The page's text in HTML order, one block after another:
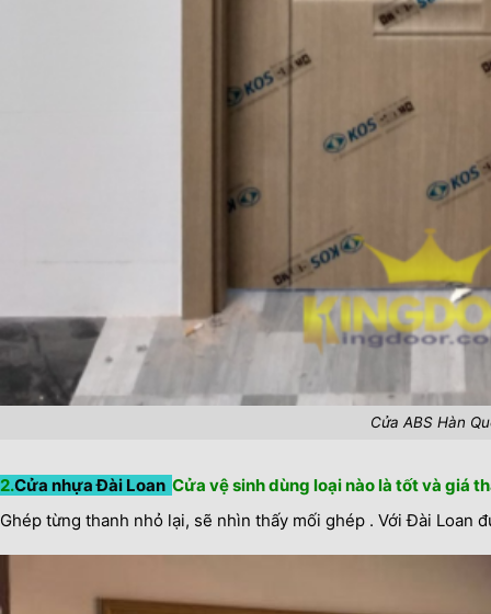
Cửa ABS Hàn
2.Cửa nhựa Đài Loan Cửa vệ sinh dùng loại nào là tốt và giá
Ghép từng thanh nhỏ lại, sẽ nhìn thấy mối ghép . Với Đài Loan